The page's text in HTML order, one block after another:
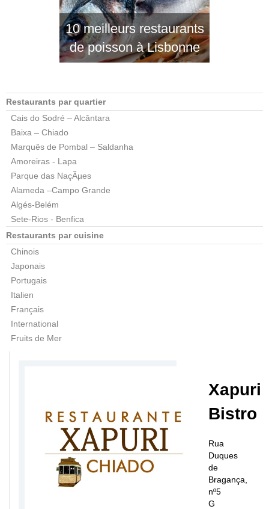
10 meilleurs restaurants
de poisson à Lisbonne
Restaurants par quartier
Cais do Sodré – Alcântara
Baixa – Chiado
Marquês de Pombal – Saldanha
Amoreiras - Lapa
Parque das NaçÃµes
Alameda –Campo Grande
Algés-Belém
Sete-Rios - Benfica
Restaurants par cuisine
Chinois
Japonais
Portugais
Italien
Français
International
Fruits de Mer
Xapuri
Bistro
Rua
Duques
de
Bragança,
nº5
G